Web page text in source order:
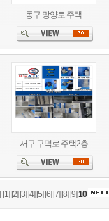
동구 망양로 주택
서구 구덕로 주택2층
[1] [2] [3] [4] [5] [6] [7] [8] [9]10